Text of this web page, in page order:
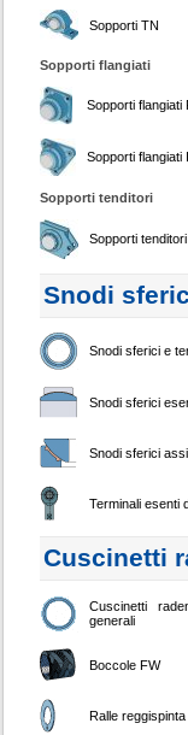
Sopporti TN
Sopporti flangiati
Sopporti flangiati
Sopporti flangiati
Sopporti tenditori
Sopporti
Snodi
Snodi sferici e
Snodi sferici
Snodi sferici
Terminali esenti
Cuscinetti
Cuscinetti
generali
Boccole FW
Ralle